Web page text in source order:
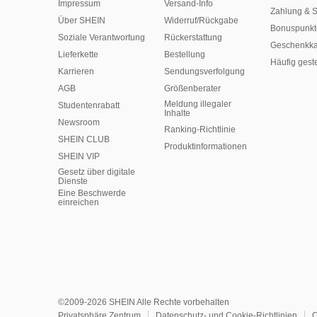
Impressum
Über SHEIN
Soziale Verantwortung
Lieferkette
Karrieren
AGB
Studentenrabatt
Newsroom
SHEIN CLUB
SHEIN VIP
Gesetz über digitale
Dienste
Eine Beschwerde
einreichen
Versand-Info
Widerruf/Rückgabe
Rückerstattung
Bestellung
Sendungsverfolgung
Größenberater
Meldung illegaler
Inhalte
Ranking-Richtlinie
​Produktinformationen
Zahlung &
Häufig
©2009-2026 SHEIN Alle Rechte vorbehalten